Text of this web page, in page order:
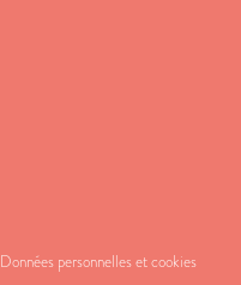
Données personnelles et cookies